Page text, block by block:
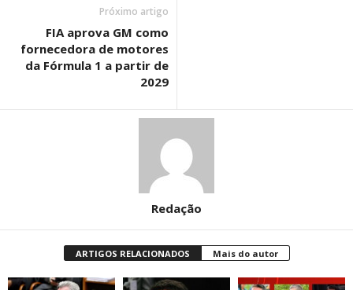
Próximo artigo
FIA aprova GM como
fornecedora de motores
da Fórmula 1 a partir de
2029
Redação
ARTIGOS RELACIONADOS Mais do autor